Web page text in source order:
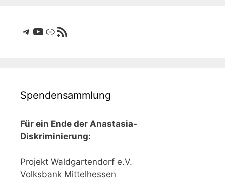
Telegram
YouTube
LinkRSS-Feed
Spendensammlung
Für ein Ende der Anastasia-
Diskriminierung:
Projekt Waldgartendorf e.V.
Volksbank Mittelhessen